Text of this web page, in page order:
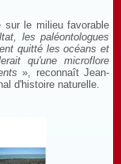
sur le milieu favorable
les paléontologues
quitté les océans et
qu'une microflore
», reconnaît Jean-
d'histoire naturelle.